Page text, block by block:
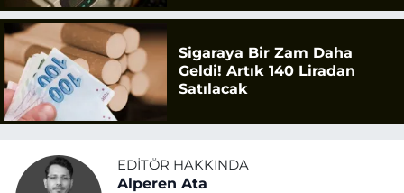
Sigaraya Bir Zam Daha
Geldi! Artık 140 Liradan
Satılacak
EDITÖR HAKKINDA
Alperen Ata